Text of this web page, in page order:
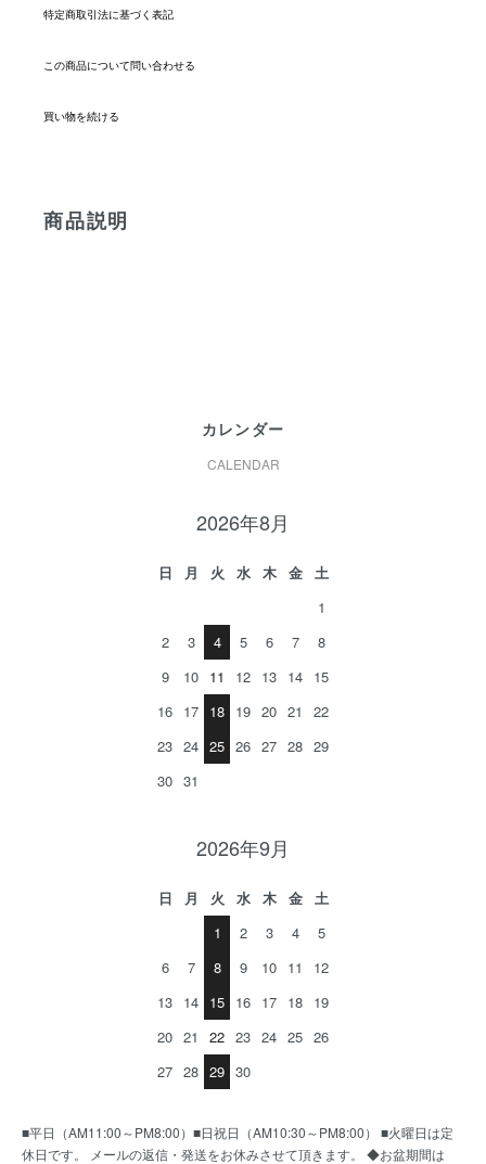
特定商取引法に基づく表記
この商品について問い合わせる
買い物を続ける
商品説明
カレンダー
CALENDAR
2026年8月
日 月 火 水 木 金
土
1
2
3 4 5 6 7
8
9
10 11 12 13 14 15
16 17 18 19 20 21
22
23 24 25 26 27 28 29
30 31
2026年9月
日 月 火 水 木 金
土
1
2 3 4
5
6
7 8 9 10 11
12
13 14 15 16 17 18 19
20 21 22 23 24 25 26
27 28 29 30
■平日（AM11:00～PM8:00）■日祝日（AM10:30～PM8:00） ■火曜日は定
休日です。 メールの返信・発送をお休みさせて頂きます。 ◆お盆期間は